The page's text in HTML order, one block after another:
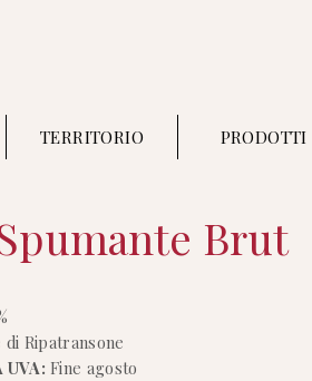
TERRITORIO PRODOTTI
Brut
di Ripatransone
UVA: Fine agosto